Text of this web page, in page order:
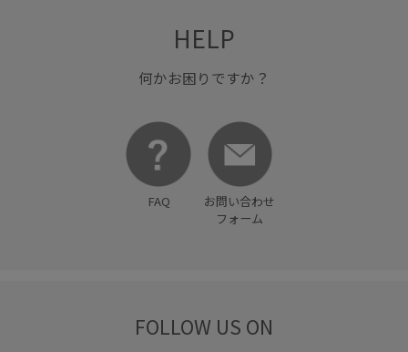
HELP
何かお困りですか？
FAQ
お問い合わせ
フォーム
FOLLOW US ON